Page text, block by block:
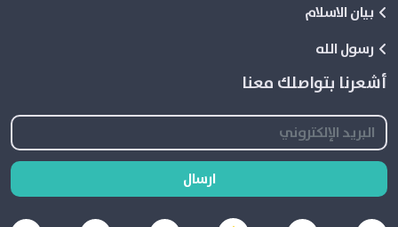
بيان الاسلام
رسول الله
أشعرنا بتواصلك معنا
ارسال